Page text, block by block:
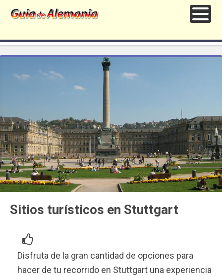
Sitios turísticos en Stuttgart
Disfruta de la gran cantidad de opciones para
hacer de tu recorrido en Stuttgart una experiencia